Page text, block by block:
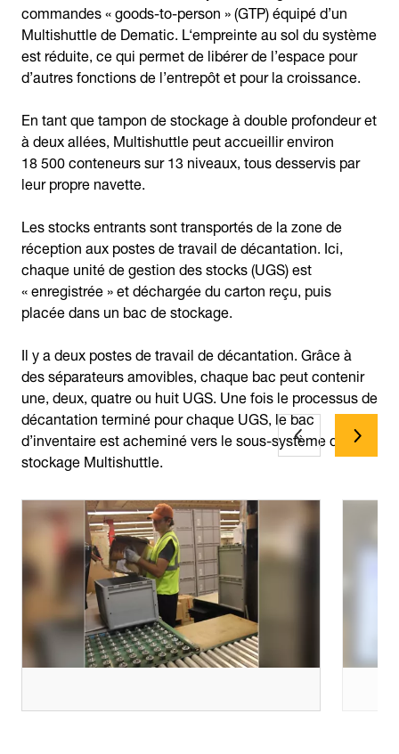
commandes « goods-to-person » (GTP) équipé d’un
Multishuttle de Dematic. L‘empreinte au sol du système
est réduite, ce qui permet de libérer de l’espace pour
d’autres fonctions de l’entrepôt et pour la croissance.
En tant que tampon de stockage à double profondeur et
à deux allées, Multishuttle peut accueillir environ
18 500 conteneurs sur 13 niveaux, tous desservis par
leur propre navette.
Les stocks entrants sont transportés de la zone de
réception aux postes de travail de décantation. Ici,
chaque unité de gestion des stocks (UGS) est
« enregistrée » et déchargée du carton reçu, puis
placée dans un bac de stockage.
Il y a deux postes de travail de décantation. Grâce à
des séparateurs amovibles, chaque bac peut contenir
une, deux, quatre ou huit UGS. Une fois le processus de
décantation terminé pour chaque UGS, le bac
d’inventaire est acheminé vers le sous-système de
stockage Multishuttle.